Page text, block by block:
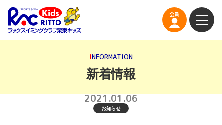
会員
INFORMATION
新着情報
2021.01.06
お知らせ
会員
コンセプト